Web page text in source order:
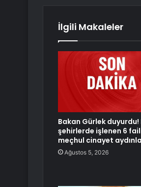
İlgili Makaleler
Bakan Gürlek duyurdu!
şehirlerde işlenen 6
meçhul cinayet
Ağustos 5, 2026